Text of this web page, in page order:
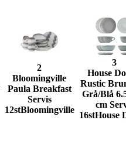
2
Bloomingville
Paula Breakfast
Servis
12stBloomingville
3
House
Rustic
Grå/Blå
cm
16stHouse